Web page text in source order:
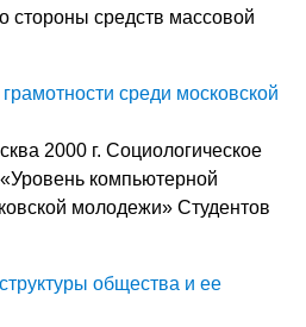
стороны средств массовой
среди московской
2000 г. Социологическое
компьютерной
молодежи» Студентов
общества и ее